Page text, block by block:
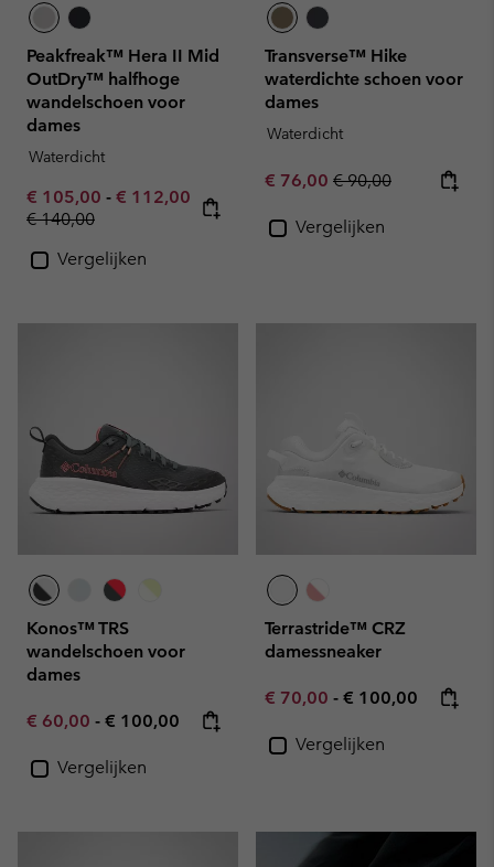
Peakfreak™ Hera II Mid
OutDry™ halfhoge
wandelschoen voor
dames
Waterdicht
Minimum sale price:
€ 105,00 - Maximum sale price:
€ 112,00
Regular price:
€ 140,00
Vergelijken
Transverse™ Hike
waterdichte schoen voor
dames
Waterdicht
Sale price:
€ 76,00 Regular price:
€ 90,00
Vergelijken
Konos™ TRS
wandelschoen voor
dames
Minimum sale price:
€ 60,00 - Maximum price:
€ 100,00
Vergelijken
Terrastride™ CRZ
damessneaker
Minimum sale price:
€ 70,00 - Maximum price:
€ 100,00
Vergelijken